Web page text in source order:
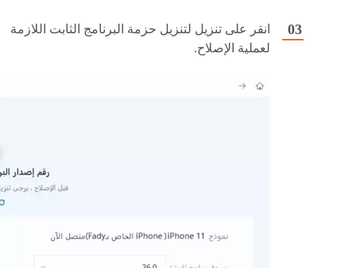
انقر على تنزيل لتنزيل حزمة البرنامج الثابت اللازمة
لعملية الإصلاح.